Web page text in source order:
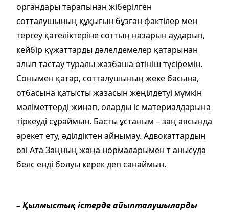
органдары тарапынан жіберілген
сотталушының құқығын бұзған фактілер мен
тергеу қателіктеріне соттың назарын аударып,
кейбір құжаттарды дәлелдемелер қатарынан
алып тастау туралы жазбаша өтініш түсіремін.
Сонымен қатар, сотталушының жеке басына,
отбасына қатысты жазасын жеңілдетуі мүмкін
мәліметтерді жинап, оларды іс материалдарына
тіркеуді сұраймын. Басты ұстаным – заң аясында
әрекет ету, әділдіктен айнымау. Адвокаттардың
өзі Ата Заңның жаңа нормаларымен т анысуда
белс енді болуы керек деп санаймын.
– Қылмыстық істерде айыпталушыларды